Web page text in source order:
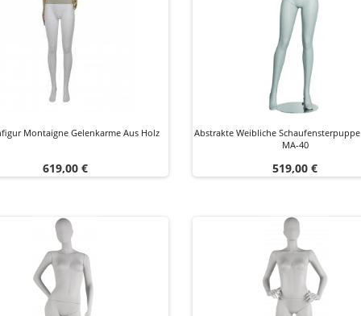
Montaigne Gelenkarme Aus Holz
Preis
619,00 €
Abstrakte Weibliche
MA-40
Preis
519,00 €